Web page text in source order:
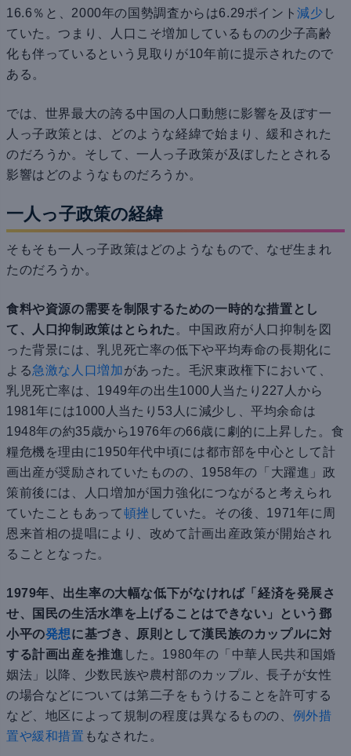
16.6％と、2000年の国勢調査からは6.29ポイント減少 し
ていた。つまり、人口こそ増加しているものの少子高齢
化も伴っているという見取りが10年前に提示されたので
ある。
では、世界最大の誇る中国の人口動態に影響を及ぼす一
人っ子政策とは、どのような経緯で始まり、緩和された
のだろうか。そして、一人っ子政策が及ぼしたとされる
影響はどのようなものだろうか。
一人っ子政策の経緯
そもそも一人っ子政策はどのようなもので、なぜ生まれ
たのだろうか。
食料や資源の需要を制限するための一時的な措置とし
て、人口抑制政策はとられた 。中国政府が人口抑制を図
った背景には、乳児死亡率の低下や平均寿命の長期化に
よる急激な人口増加があった。毛沢東政権下において、
乳児死亡率は、1949年の出生1000人当たり227人から
1981年には1000人当たり53人に減少し、平均余命は
1948年の約35歳から1976年の66歳に劇的に上昇した。食
糧危機を理由に1950年代中頃には都市部を中心として計
画出産が奨励されていたものの、1958年の「大躍進」政
策前後には、人口増加が国力強化につながると考えられ
ていたこともあって頓挫 していた。その後、1971年に周
恩来首相の提唱により、改めて計画出産政策が開始され
ることとなった。
1979年、出生率の大幅な低下がなければ「経済を発展さ
せ、国民の生活水準を上げることはできない」という鄧
小平の発想に基づき、原則として漢民族のカップルに対
する計画出産を推進 した。1980年の「中華人民共和国婚
姻法」以降、少数民族や農村部のカップル、長子が女性
の場合などについては第二子をもうけることを許可する
など、地区によって規制の程度は異なるものの、 例外措
置や緩和措置 もなされた。